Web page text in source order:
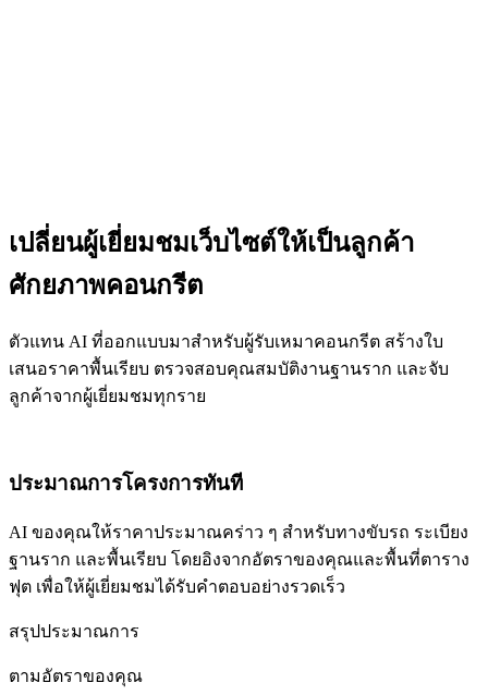
เปลี่ยนผู้เยี่ยมชมเว็บไซต์ให้เป็นลูกค้า
ศักยภาพคอนกรีต
ตัวแทน AI ที่ออกแบบมาสำหรับผู้รับเหมาคอนกรีต สร้างใบ
เสนอราคาพื้นเรียบ ตรวจสอบคุณสมบัติงานฐานราก และจับ
ลูกค้าจากผู้เยี่ยมชมทุกราย
ประมาณการโครงการทันที
AI ของคุณให้ราคาประมาณคร่าว ๆ สำหรับทางขับรถ ระเบียง
ฐานราก และพื้นเรียบ โดยอิงจากอัตราของคุณและพื้นที่ตาราง
ฟุต เพื่อให้ผู้เยี่ยมชมได้รับคำตอบอย่างรวดเร็ว
สรุปประมาณการ
ตามอัตราของคุณ